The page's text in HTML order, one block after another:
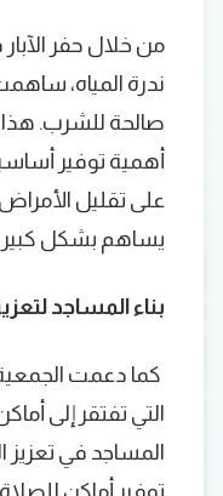
من خلال حفر
ندرة المياه،
صالحة للشرب.
أهمية توفير
على تقليل الأمراض
يساهم بشكل
بناء المساجد
كما دعمت
التي تفتقر إلى
المساجد في تعزيز
توفير أماكن